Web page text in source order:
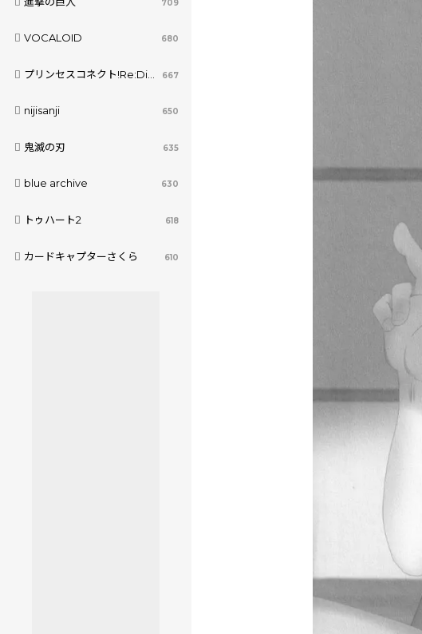
709
VOCALOID 680
プリンセスコネクト!Re:Dive 667
nijisanji 650
鬼滅の刃 635
blue archive 630
トゥハート2 618
カードキャプターさくら 610